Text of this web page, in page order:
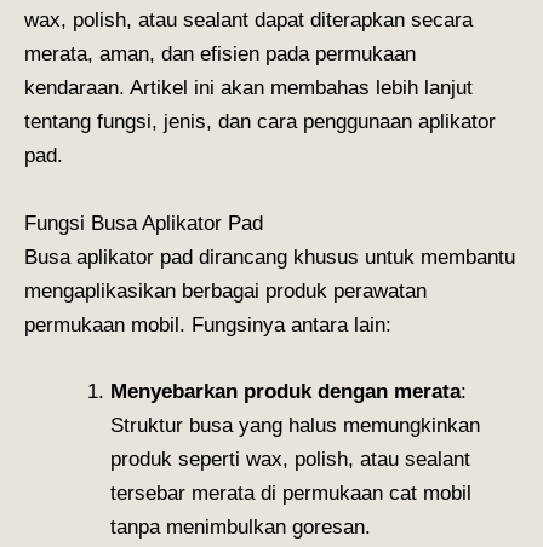
wax, polish, atau sealant dapat diterapkan secara
merata, aman, dan efisien pada permukaan
kendaraan. Artikel ini akan membahas lebih lanjut
tentang fungsi, jenis, dan cara penggunaan aplikator
pad.
Fungsi Busa Aplikator Pad
Busa aplikator pad dirancang khusus untuk membantu
mengaplikasikan berbagai produk perawatan
permukaan mobil. Fungsinya antara lain:
Menyebarkan produk dengan merata:
Struktur busa yang halus memungkinkan
produk seperti wax, polish, atau sealant
tersebar merata di permukaan cat mobil
tanpa menimbulkan goresan.